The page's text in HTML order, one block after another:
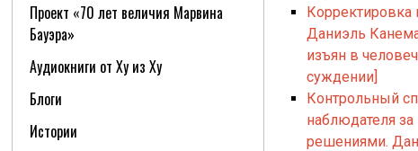
Проект «70 лет величия Марвина
Бауэра»
Аудиокниги от Ху из Ху
Блоги
Истории
Корректировка
Даниэль
изъян в
суждении]
Контрольный
наблюдателя за
решениями.